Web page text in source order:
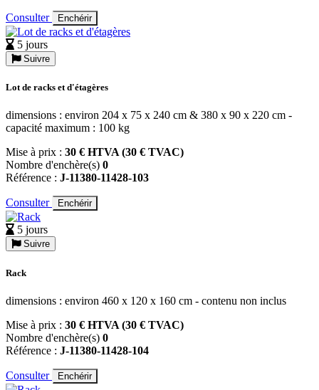
Consulter Enchérir
5 jours
Suivre
Lot de racks et d'étagères
dimensions : environ 204 x 75 x 240 cm & 380 x 90 x 220 cm -
capacité maximum : 100 kg
Mise à prix : 30 € HTVA (30 € TVAC)
Nombre d'enchère(s) 0
Référence : J-11380-11428-103
Consulter Enchérir
5 jours
Suivre
Rack
dimensions : environ 460 x 120 x 160 cm - contenu non inclus
Mise à prix : 30 € HTVA (30 € TVAC)
Nombre d'enchère(s) 0
Référence : J-11380-11428-104
Consulter Enchérir